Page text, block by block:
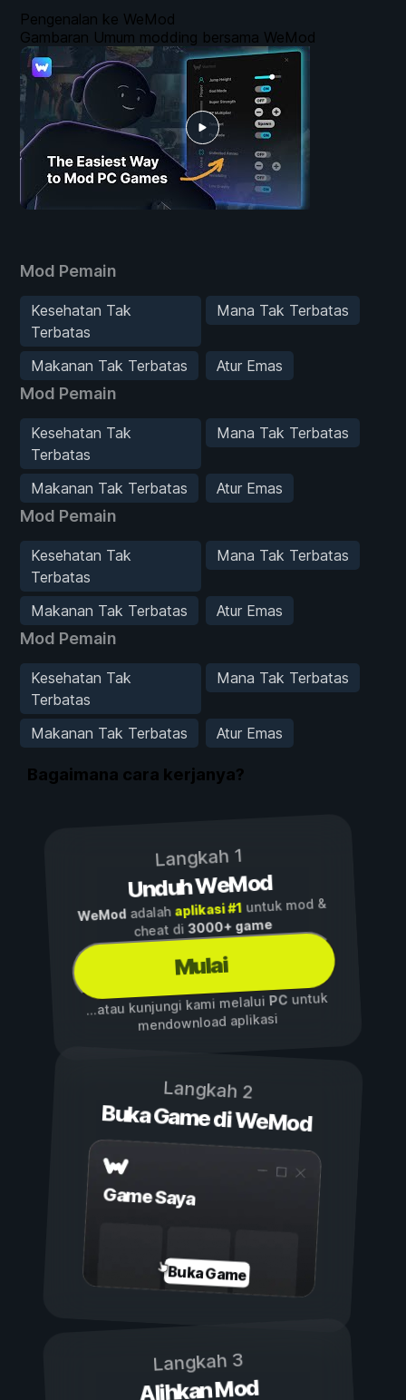
Mod Pemain
Kesehatan Tak
Terbatas
Mana Tak Terbatas
Makanan Tak Terbatas Atur Emas
Mod Pemain
Kesehatan Tak
Terbatas
Mana Tak Terbatas
Makanan Tak Terbatas Atur Emas
Mod Pemain
Kesehatan Tak
Terbatas
Mana Tak Terbatas
Makanan Tak Terbatas Atur Emas
Mod Pemain
Kesehatan Tak
Terbatas
Mana Tak Terbatas
Makanan Tak Terbatas Atur Emas
Pengenalan ke WeMod
Gambaran Umum modding bersama WeMod
Bagaimana cara kerjanya?
Langkah 1
Unduh WeMod
WeModadalah aplikasi #1untuk mod &
cheat di3000+ game
Mulai
...atau kunjungi kami melalui PCuntuk
mendownload aplikasi
Langkah 2
Buka Game di WeMod
Game Saya
Buka Game
Langkah 3
Alihkan Mod